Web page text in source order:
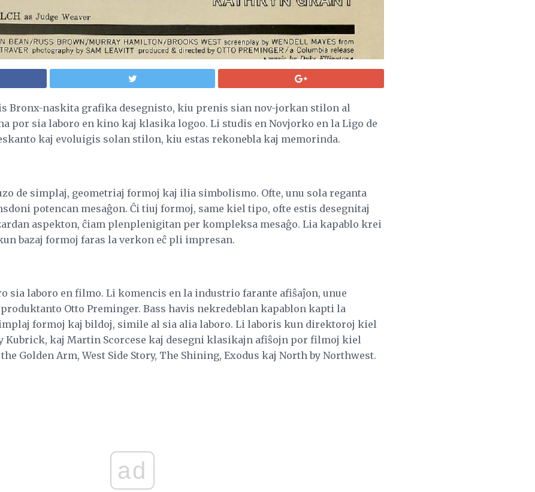
Bronx-naskita grafika desegnisto, kiu prenis sian nov-jorkan stilon al
por sia laboro en kino kaj klasika logoo. Li studis en Novjorko en la Ligo de
kaj evoluigis solan stilon, kiu estas rekonebla kaj memorinda.
de simplaj, geometriaj formoj kaj ilia simbolismo. Ofte, unu sola reganta
potencan mesaĝon. Ĉi tiuj formoj, same kiel tipo, ofte estis desegnitaj
aspekton, ĉiam plenplenigitan per kompleksa mesaĝo. Lia kapablo krei
bazaj formoj faras la verkon eĉ pli impresan.
sia laboro en filmo. Li komencis en la industrio farante afiŝaĵon, unue
Otto Preminger. Bass havis nekredeblan kapablon kapti la
formoj kaj bildoj, simile al sia alia laboro. Li laboris kun direktoroj kiel
Kubrick, kaj Martin Scorcese kaj desegni klasikajn afiŝojn por filmoj kiel
Golden Arm, West Side Story, The Shining, Exodus kaj North by Northwest.
ad